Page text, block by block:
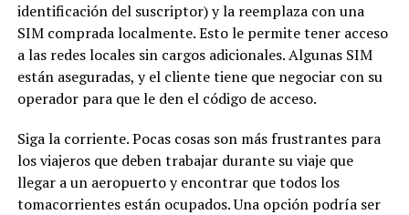
identificación del suscriptor) y la reemplaza con una
SIM comprada localmente. Esto le permite tener acceso
a las redes locales sin cargos adicionales. Algunas SIM
están aseguradas, y el cliente tiene que negociar con su
operador para que le den el código de acceso.
Siga la corriente. Pocas cosas son más frustrantes para
los viajeros que deben trabajar durante su viaje que
llegar a un aeropuerto y encontrar que todos los
tomacorrientes están ocupados. Una opción podría ser